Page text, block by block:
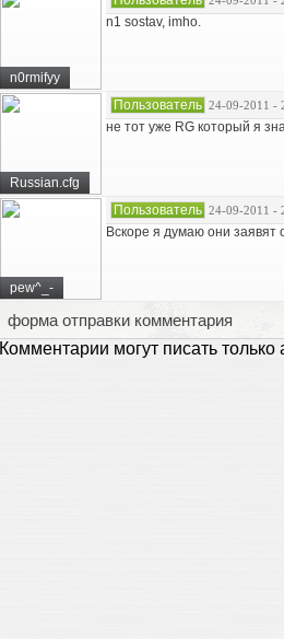
n0rmifyy
n1 sostav, imho.
Russian.cfg
Пользователь 24-09-2011 -
не тот уже RG который я
pew^_-
Пользователь 24-09-2011 -
Вскоре я думаю они заявят
форма отправки комментария
Комментарии могут писать